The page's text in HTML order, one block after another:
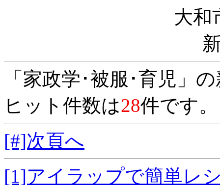
大和
「家政学･被服･育児」
ヒット件数は28件です
[#]次頁へ
[1]アイラップで簡